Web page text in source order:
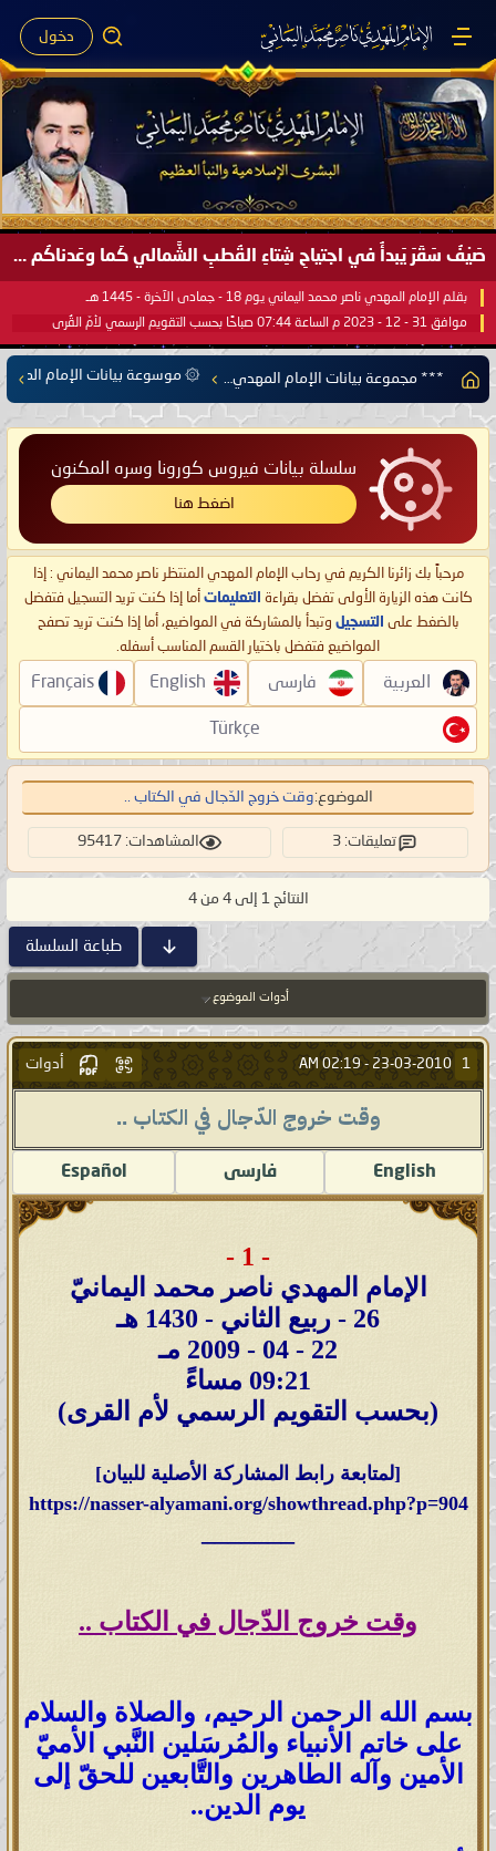
دخول
صَيْفُ سَقَرَ يَبدأُ في اجتياحِ شِتاءِ القُطبِ الشَّمالي كَما وعَدناكُم بالحقِّ لعَامِكم هذا (1445 هـ) ..
بقلم الإمام المهدي ناصر محمد اليماني يوم 18 - جمادى الآخرة - 1445 هـ
موافق 31 - 12 - 2023 م الساعة 07:44 صباحًا بحسب التقويم الرسمي لأمّ القُرى
*** مجموعة بيانات الإمام المهدي ناصر محمد اليماني *** ۞ موسوعة بيانات الإمام
سلسلة بيانات فيروس كورونا وسره المكنون
اضغط هنا
مرحباً بك زائرنا الكريم في رحاب الإمام المهدي المنتظر ناصر محمد اليماني : إذا
كانت هذه الزيارة الأولى تفضل بقراءة التعليمات أما إذا كنت تريد التسجيل فتفضل
بالضغط على التسجيل وتبدأ بالمشاركة في المواضيع، أما إذا كنت تريد تصفح
المواضيع فتفضل باختيار القسم المناسب أسفله.
العربية فارسی English
Français
Türkçe
الموضوع:وقت خروج الدّجال في الكتاب ..
تعليقات: 3 المشاهدات: 95417
النتائج 1 إلى 4 من 4
طباعة السلسلة
أدوات الموضوع
1
23-03-2010 -
02:19 AM أدوات
وقت خروج الدّجال في الكتاب ..
English فارسى Español
- 1 -
الإمام المهدي ناصر محمد اليمانيّ
26 - ربيع الثاني - 1430 هـ
22 - 04 - 2009 مـ
09:21 مساءً
(بحسب التقويم الرسمي لأم القرى)
[لمتابعة رابط المشاركة الأصلية للبيان]
https://nasser-alyamani.org/showthread.php?p=904
وقت خروج الدّجال في الكتاب ..
بسم الله الرحمن الرحيم، والصلاة والسلام
على خاتم الأنبياء والمُرسَلين النَّبي الأميّ
الأمين وآله الطاهرين والتَّابعين للحقّ إلى
يوم الدين..